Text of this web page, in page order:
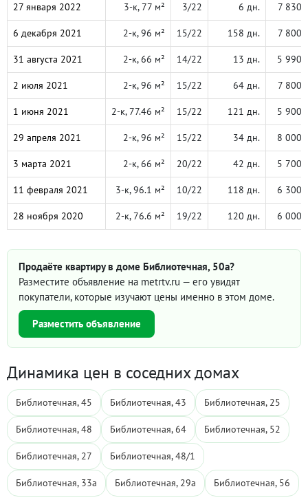
27 января 2022 3-к, 77 м² 3/22 6 дн. 7 830
6 декабря 2021 2-к, 96 м² 15/22 158 дн. 7 800
31 августа 2021 2-к, 66 м² 14/22 13 дн. 5 990
2 июля 2021 2-к, 96 м² 15/22 64 дн. 7 800
1 июня 2021 2-к, 77.46 м² 15/22 121 дн. 5 900
29 апреля 2021 2-к, 96 м² 15/22 34 дн. 8 000
3 марта 2021 2-к, 66 м² 20/22 42 дн. 5 700
11 февраля 2021 3-к, 96.1 м² 10/22 118 дн. 6 300
28 ноября 2020 2-к, 76.6 м² 19/22 120 дн. 6 000
Продаёте квартиру в доме Библиотечная, 50а?
Разместите объявление на metrtv.ru — его увидят
покупатели, которые изучают цены именно в этом доме.
Разместить объявление
Динамика цен в соседних домах
Библиотечная, 45 Библиотечная, 43 Библиотечная, 25
Библиотечная, 48 Библиотечная, 64 Библиотечная, 52
Библиотечная, 27 Библиотечная, 48/1
Библиотечная, 33а Библиотечная, 29а Библиотечная, 56